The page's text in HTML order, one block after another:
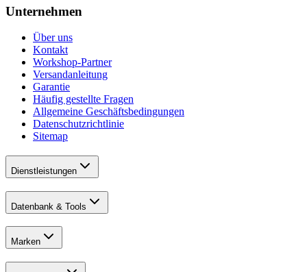
Unternehmen
Über uns
Kontakt
Workshop-Partner
Versandanleitung
Garantie
Häufig gestellte Fragen
Allgemeine Geschäftsbedingungen
Datenschutzrichtlinie
Sitemap
Dienstleistungen
Datenbank & Tools
Marken